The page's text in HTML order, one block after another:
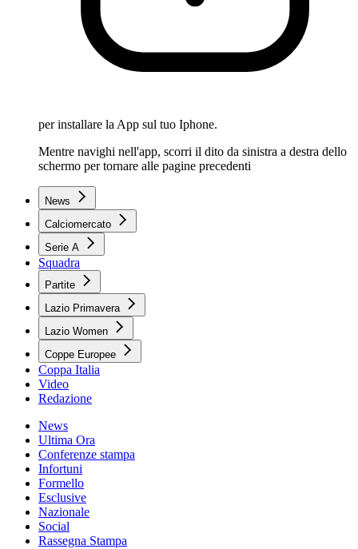
per installare la App sul tuo Iphone.
Mentre navighi nell'app, scorri il dito da sinistra a destra dello
schermo per tornare alle pagine precedenti
News
Calciomercato
Serie A
Squadra
Partite
Lazio Primavera
Lazio Women
Coppe Europee
Coppa Italia
Video
Redazione
News
Ultima Ora
Conferenze stampa
Infortuni
Formello
Esclusive
Nazionale
Social
Rassegna Stampa